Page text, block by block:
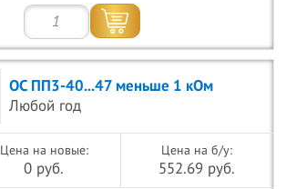
ОС ПП3-40...47 меньше 1 кОм
Любой год
Цена на новые:
0 руб.
Цена на б/у:
552.69 руб.